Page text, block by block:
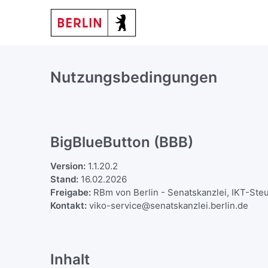
Nutzungsbedingungen
BigBlueButton (BBB)
Version: 1.1.20.2
Stand: 16.02.2026
Freigabe: RBm von Berlin - Senatskanzlei, IKT-
Kontakt: viko-service@senatskanzlei.berlin.de
Inhalt